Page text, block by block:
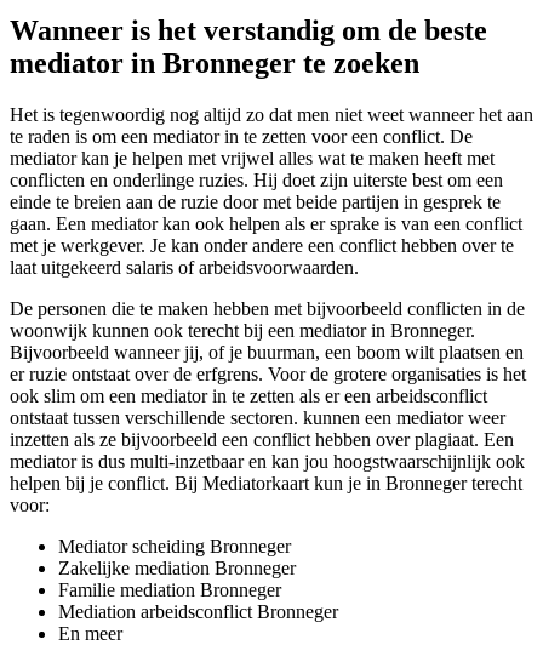
Wanneer is het verstandig om de beste
mediator in Bronneger te zoeken
Het is tegenwoordig nog altijd zo dat men niet weet wanneer het aan
te raden is om een mediator in te zetten voor een conflict. De
mediator kan je helpen met vrijwel alles wat te maken heeft met
conflicten en onderlinge ruzies. Hij doet zijn uiterste best om een
einde te breien aan de ruzie door met beide partijen in gesprek te
gaan. Een mediator kan ook helpen als er sprake is van een conflict
met je werkgever. Je kan onder andere een conflict hebben over te
laat uitgekeerd salaris of arbeidsvoorwaarden.
De personen die te maken hebben met bijvoorbeeld conflicten in de
woonwijk kunnen ook terecht bij een mediator in Bronneger.
Bijvoorbeeld wanneer jij, of je buurman, een boom wilt plaatsen en
er ruzie ontstaat over de erfgrens. Voor de grotere organisaties is het
ook slim om een mediator in te zetten als er een arbeidsconflict
ontstaat tussen verschillende sectoren. kunnen een mediator weer
inzetten als ze bijvoorbeeld een conflict hebben over plagiaat. Een
mediator is dus multi-inzetbaar en kan jou hoogstwaarschijnlijk ook
helpen bij je conflict. Bij Mediatorkaart kun je in Bronneger terecht
voor:
Mediator scheiding Bronneger
Zakelijke mediation Bronneger
Familie mediation Bronneger
Mediation arbeidsconflict Bronneger
En meer